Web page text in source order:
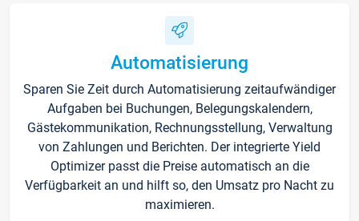
Automatisierung
Sparen Sie Zeit durch Automatisierung zeitaufwändiger
Aufgaben bei Buchungen, Belegungskalendern,
Gästekommunikation, Rechnungsstellung, Verwaltung
von Zahlungen und Berichten. Der integrierte Yield
Optimizer passt die Preise automatisch an die
Verfügbarkeit an und hilft so, den Umsatz pro Nacht zu
maximieren.